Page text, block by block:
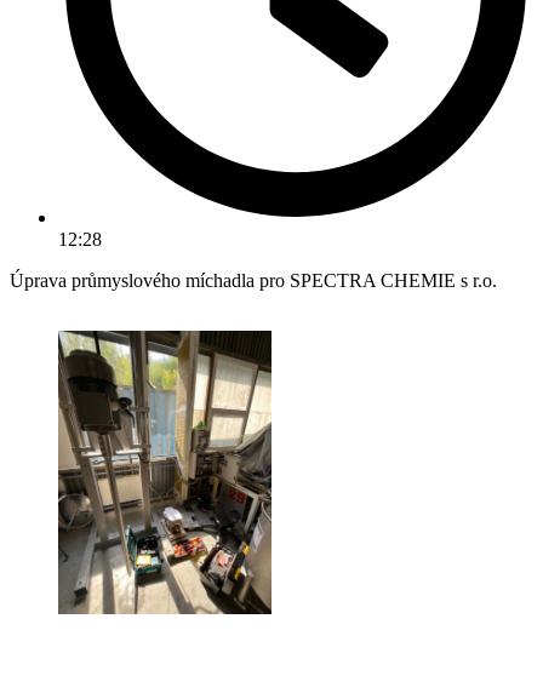
12:28
Úprava průmyslového míchadla pro SPECTRA CHEMIE s r.o.